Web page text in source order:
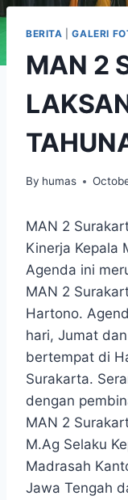
BERITA |GALERI
MAN 2
By humas
MAN 2
Kinerja Kepala
Agenda ini
MAN 2
Hartono.
hari, Jumat
bertempat di
Surakarta.
dengan
MAN 2
M.Ag Selaku
Madrasah
Jawa Tengah